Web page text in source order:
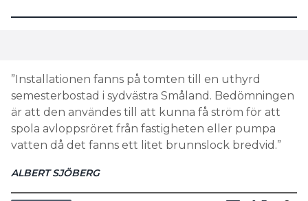
”Installationen fanns på tomten till en uthyrd
semesterbostad i sydvästra Småland. Bedömningen
är att den användes till att kunna få ström för att
spola avloppsröret från fastigheten eller pumpa
vatten då det fanns ett litet brunnslock bredvid.”
ALBERT SJÖBERG